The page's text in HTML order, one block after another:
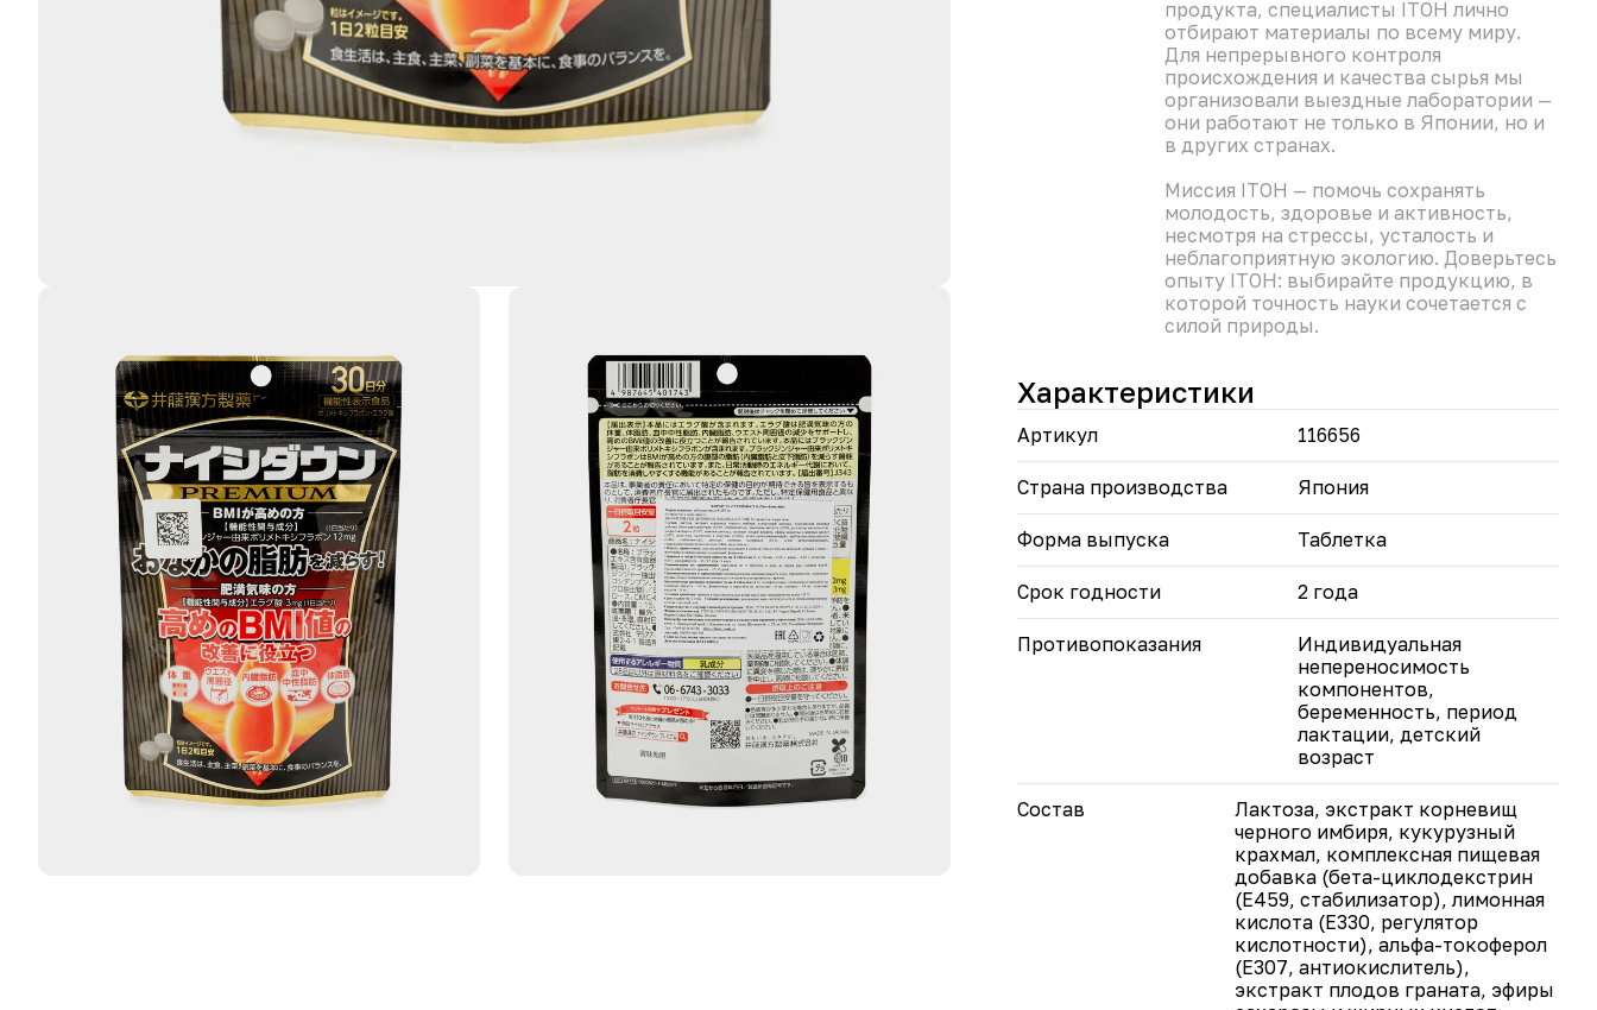
живота за счёт вывода излишков жидкости и снижения
• Контроль аппетита — подавляет чувство голода,
помогая придерживаться плана питания.
• Комплексная польза — очищает организм от токсинов,
улучшает кровообращение, поддерживает здоровье
• Удобная форма приёма — 60 таблеток хватает на
полный курс (15–30 дней).
Откройте путь к стройности с «Новой Я» — пусть
каждый день приближает вас к идеальной форме.
БАД. Не является лекарственным средством. Перед
применением проконсультируйтесь с врачом.
продукта, специалисты ITOH лично
отбирают материалы по всему миру.
Для непрерывного контроля
происхождения и качества сырья мы
организовали выездные лаборатории —
они работают не только в Японии, но и
в других странах.
Миссия ITOH — помочь сохранять
молодость, здоровье и активность,
несмотря на стрессы, усталость и
неблагоприятную экологию. Доверьтесь
опыту ITOH: выбирайте продукцию, в
которой точность науки сочетается с
силой природы.
Характеристики
Артикул 116656
Страна производства Япония
Форма выпуска Таблетка
Срок годности 2 года
Противопоказания
Индивидуальная
непереносимость
компонентов,
беременность, период
лактации, детский
возраст
Состав
Лактоза, экстракт корневищ
черного имбиря, кукурузный
крахмал, комплексная пищевая
добавка (бета-циклодекстрин
(Е459, стабилизатор), лимонная
кислота (Е330, регулятор
кислотности), альфа-токоферол
(Е307, антиокислитель),
экстракт плодов граната, эфиры